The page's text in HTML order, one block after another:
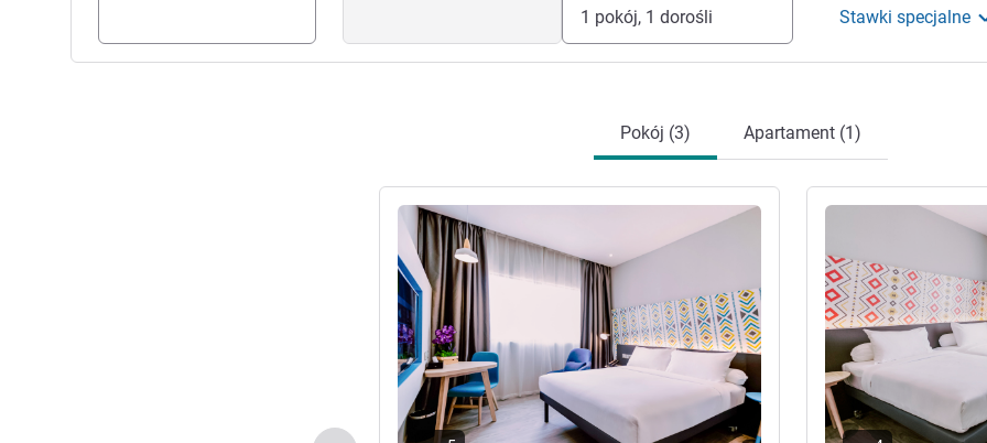
1 pokój, 1 dorośli Stawki specjalne
Pokój (3) Apartament (1)
Pokaż szczegóły Pokaż szczegóły